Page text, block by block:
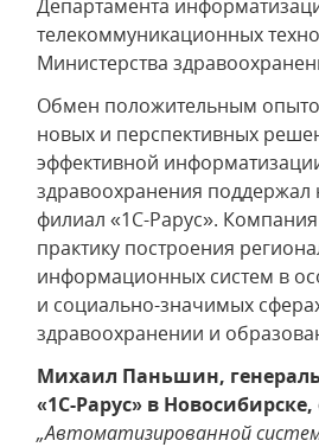
Департамента
телекоммуникационных
Министерства
Обмен положительным
новых и перспективных
эффективной
здравоохранения поддержал
филиал «1С-Рарус».
практику построения
информационных систем в
и социально-значимых
здравоохранении и
Михаил Паньшин,
«1С-Рарус» в
„Автоматизированной